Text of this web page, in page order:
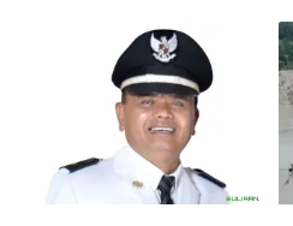
ditaksir 10 Milyard